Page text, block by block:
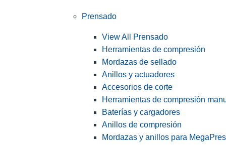
Prensado
View All Prensado
Herramientas de compresión
Mordazas de sellado
Anillos y actuadores
Accesorios de corte
Herramientas de compresión
Baterías y cargadores
Anillos de compresión
Mordazas y anillos para